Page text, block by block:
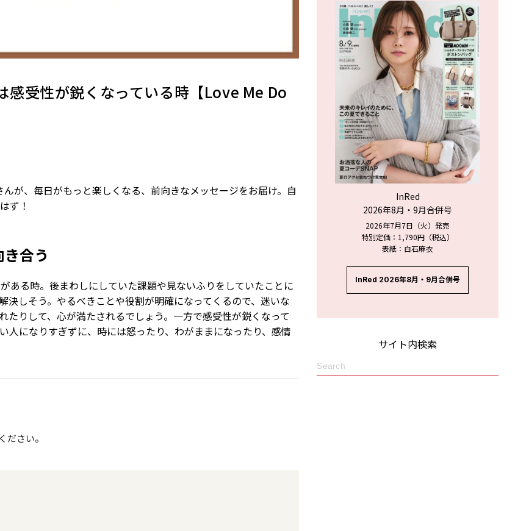
感受性が鋭くなっている時【Love Me Do
が、毎日がもっと楽しくなる、前向きなメッセージをお届け。自
ず！
合う
ある時。後まわしにしていた課題や見ないふりをしていたことに
決しそう。やるべきことや役割が明確になってくるので、迷いな
たりして、心が満たされるでしょう。一方で感受性が鋭くなって
人になりすぎずに、時には怒ったり、わがままになったり、感情
さい。
InRed
2026年8月・9月合併号
2026年7月7日（火）発売
特別定価：1,790円（税込）
表紙：白石麻衣
InRed 2026年8月・9月合併号
サイト内検索